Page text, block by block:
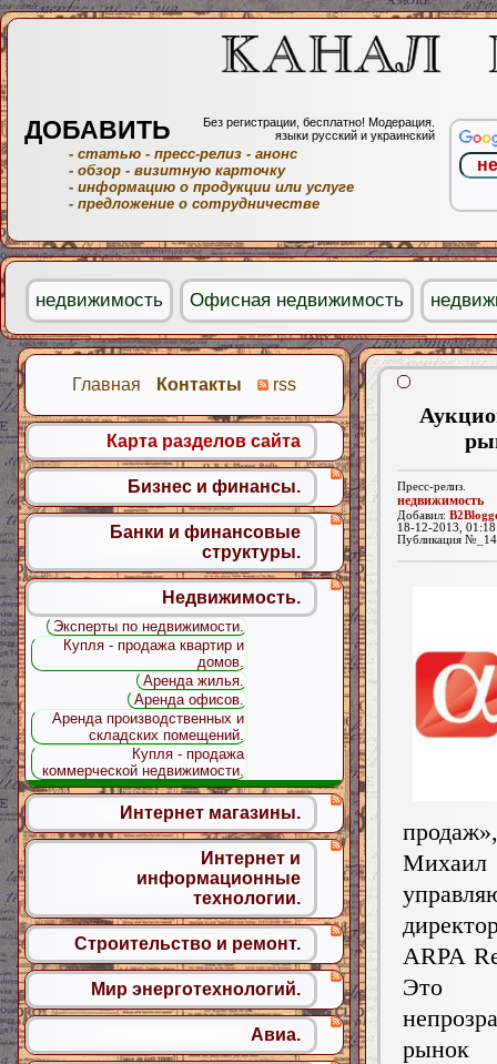
Пресс-релиз.
недвижимость
Добавил:
18-12-2013,
Публикация
ARPA
Это
рынок
Главная Контакты rss
Карта разделов сайта
Бизнес и финансы.
Банки и финансовые
структуры.
Недвижимость.
Эксперты по недвижимости.
Купля - продажа квартир и
домов.
Аренда жилья.
Аренда офисов.
Аренда производственных и
складских помещений.
Купля - продажа
коммерческой недвижимости.
Интернет магазины.
Интернет и
информационные
технологии.
Строительство и ремонт.
Мир энерготехнологий.
Авиа.
ДОБАВИТЬ
Без регистрации, бесплатно! Модерация.
языки русский и украинский
- статью - пресс-релиз - анонс
- обзор - визитную карточку
- информацию о продукции или услуге
- предложение о сотрудничестве
недвижимость Офисная недвижимость